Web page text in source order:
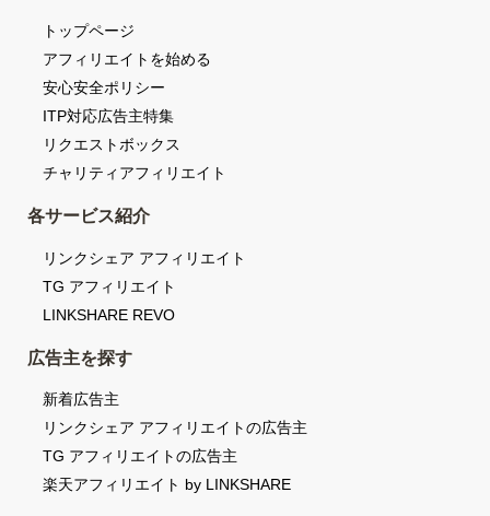
トップページ
アフィリエイトを始める
安心安全ポリシー
ITP対応広告主特集
リクエストボックス
チャリティアフィリエイト
各サービス紹介
リンクシェア アフィリエイト
TG アフィリエイト
LINKSHARE REVO
広告主を探す
新着広告主
リンクシェア アフィリエイトの広告主
TG アフィリエイトの広告主
楽天アフィリエイト by LINKSHARE